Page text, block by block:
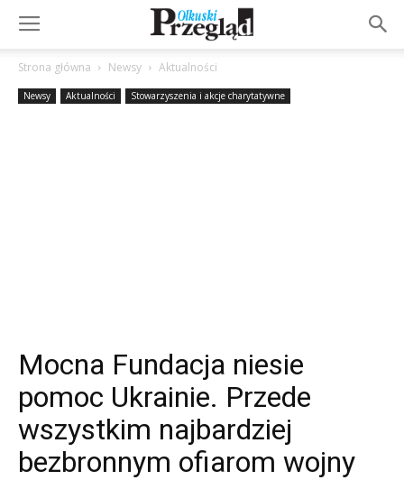
Strona główna Newsy Aktualności
Newsy Aktualności Stowarzyszenia i akcje charytatywne
Mocna Fundacja niesie
pomoc Ukrainie. Przede
wszystkim najbardziej
bezbronnym ofiarom wojny